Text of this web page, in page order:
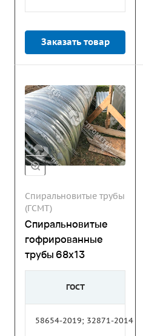
Заказать товар
Спиральновитые трубы
(ГСМТ)
Спиральновитые
гофрированные
трубы 68х13
ГОСТ
58654-2019; 32871-2014